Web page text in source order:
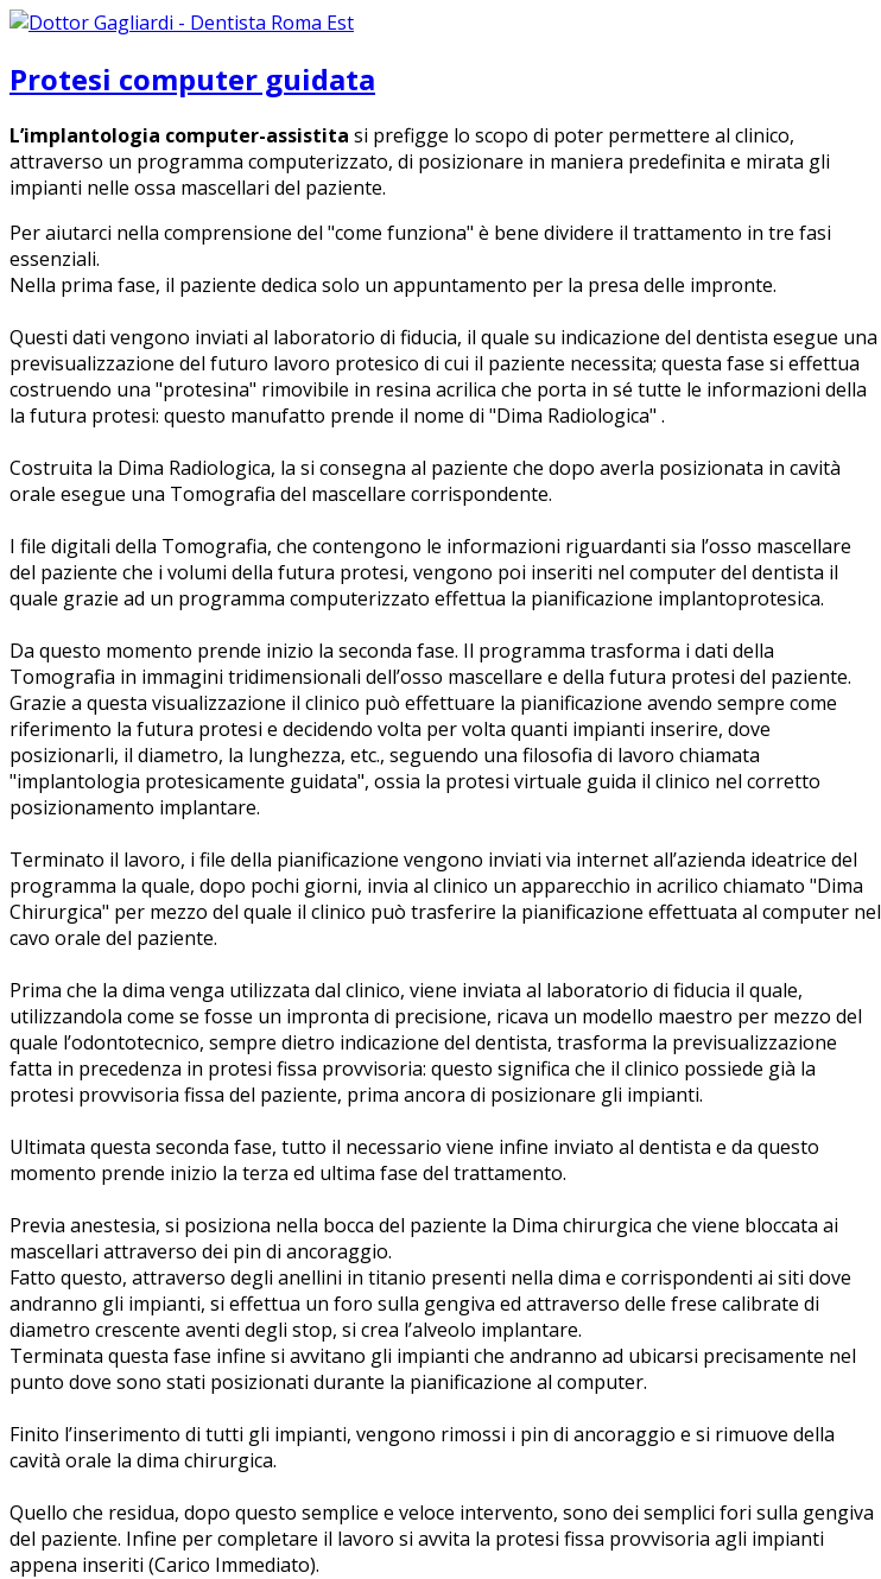
Protesi computer guidata
L’implantologia computer-assistita si prefigge lo scopo di poter permettere al clinico,
attraverso un programma computerizzato, di posizionare in maniera predefinita e mirata gli
impianti nelle ossa mascellari del paziente.
Per aiutarci nella comprensione del "come funziona" è bene dividere il trattamento in tre fasi
essenziali.
Nella prima fase, il paziente dedica solo un appuntamento per la presa delle impronte.
Questi dati vengono inviati al laboratorio di fiducia, il quale su indicazione del dentista esegue una
previsualizzazione del futuro lavoro protesico di cui il paziente necessita; questa fase si effettua
costruendo una "protesina" rimovibile in resina acrilica che porta in sé tutte le informazioni della
la futura protesi: questo manufatto prende il nome di "Dima Radiologica" .
Costruita la Dima Radiologica, la si consegna al paziente che dopo averla posizionata in cavità
orale esegue una Tomografia del mascellare corrispondente.
I file digitali della Tomografia, che contengono le informazioni riguardanti sia l’osso mascellare
del paziente che i volumi della futura protesi, vengono poi inseriti nel computer del dentista il
quale grazie ad un programma computerizzato effettua la pianificazione implantoprotesica.
Da questo momento prende inizio la seconda fase. Il programma trasforma i dati della
Tomografia in immagini tridimensionali dell’osso mascellare e della futura protesi del paziente.
Grazie a questa visualizzazione il clinico può effettuare la pianificazione avendo sempre come
riferimento la futura protesi e decidendo volta per volta quanti impianti inserire, dove
posizionarli, il diametro, la lunghezza, etc., seguendo una filosofia di lavoro chiamata
"implantologia protesicamente guidata", ossia la protesi virtuale guida il clinico nel corretto
posizionamento implantare.
Terminato il lavoro, i file della pianificazione vengono inviati via internet all’azienda ideatrice del
programma la quale, dopo pochi giorni, invia al clinico un apparecchio in acrilico chiamato "Dima
Chirurgica" per mezzo del quale il clinico può trasferire la pianificazione effettuata al computer nel
cavo orale del paziente.
Prima che la dima venga utilizzata dal clinico, viene inviata al laboratorio di fiducia il quale,
utilizzandola come se fosse un impronta di precisione, ricava un modello maestro per mezzo del
quale l’odontotecnico, sempre dietro indicazione del dentista, trasforma la previsualizzazione
fatta in precedenza in protesi fissa provvisoria: questo significa che il clinico possiede già la
protesi provvisoria fissa del paziente, prima ancora di posizionare gli impianti.
Ultimata questa seconda fase, tutto il necessario viene infine inviato al dentista e da questo
momento prende inizio la terza ed ultima fase del trattamento.
Previa anestesia, si posiziona nella bocca del paziente la Dima chirurgica che viene bloccata ai
mascellari attraverso dei pin di ancoraggio.
Fatto questo, attraverso degli anellini in titanio presenti nella dima e corrispondenti ai siti dove
andranno gli impianti, si effettua un foro sulla gengiva ed attraverso delle frese calibrate di
diametro crescente aventi degli stop, si crea l’alveolo implantare.
Terminata questa fase infine si avvitano gli impianti che andranno ad ubicarsi precisamente nel
punto dove sono stati posizionati durante la pianificazione al computer.
Finito l’inserimento di tutti gli impianti, vengono rimossi i pin di ancoraggio e si rimuove della
cavità orale la dima chirurgica.
Quello che residua, dopo questo semplice e veloce intervento, sono dei semplici fori sulla gengiva
del paziente. Infine per completare il lavoro si avvita la protesi fissa provvisoria agli impianti
appena inseriti (Carico Immediato).